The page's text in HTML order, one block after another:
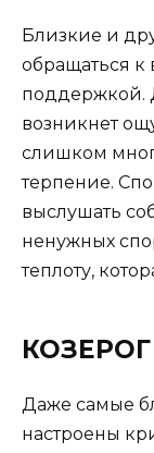
Близкие и
обращаться к
поддержкой.
возникнет
слишком
терпение.
выслушать
ненужных
теплоту,
КОЗЕРОГ
Даже самые
настроены